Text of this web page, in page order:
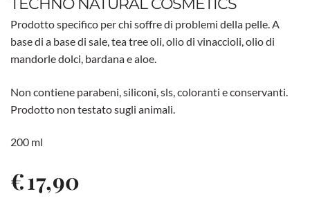
TECHNO NATURAL COSMETICS
Prodotto specifico per chi soffre di problemi della pelle. A
base di a base di sale, tea tree oli, olio di vinaccioli, olio di
mandorle dolci, bardana e aloe.
Non contiene parabeni, siliconi, sls, coloranti e conservanti.
Prodotto non testato sugli animali.
200 ml
€17,90